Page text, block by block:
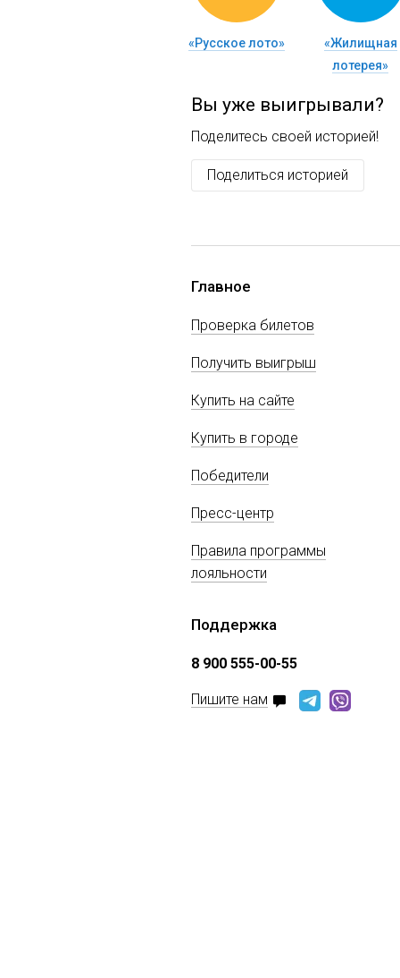
«Русское лото»
«Жилищная
лотерея»
Вы уже выигрывали?
Поделитесь своей историей!
Поделиться историей
Главное
Проверка билетов
Получить выигрыш
Купить на сайте
Купить в городе
Победители
Пресс-центр
Правила программы
лояльности
Поддержка
8 900 555-00-55
Пишите нам